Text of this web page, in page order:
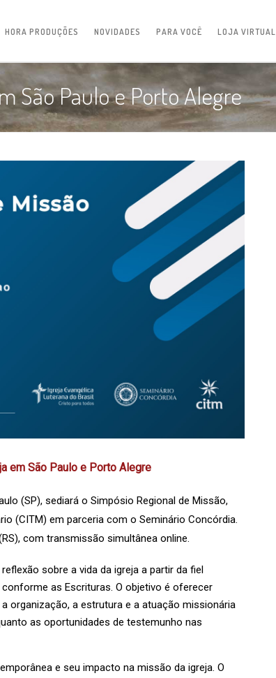
HORA PRODUÇÕES NOVIDADES PARA VOCÊ LOJA VIRTUAL
São Paulo e Porto Alegre
em São Paulo e Porto Alegre
(SP), sediará o Simpósio Regional de Missão,
(CITM) em parceria com o Seminário Concórdia.
com transmissão simultânea online.
sobre a vida da igreja a partir da fiel
as Escrituras. O objetivo é oferecer
organização, a estrutura e a atuação missionária
as oportunidades de testemunho nas
e seu impacto na missão da igreja. O